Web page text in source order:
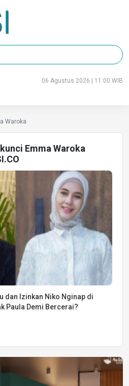
06 Agustus 2026 | 11:00 WIB
Waroka
Emma Waroka
dan Izinkan Niko Nginap di
Paula Demi Bercerai?